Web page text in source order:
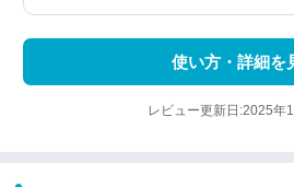
使い方・詳細を
レビュー更新日:2025年